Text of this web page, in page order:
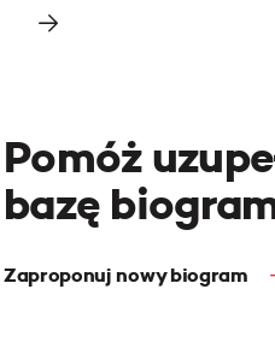
Pomóż
bazę
Zaproponuj nowy biogram